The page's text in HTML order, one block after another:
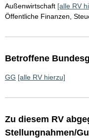
Außenwirtschaft [alle RV
Öffentliche Finanzen,
Betroffene
GG [alle RV hierzu]
Zu diesem RV
Stellungnahmen/